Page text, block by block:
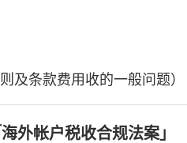
及条款费用收的一般问题）
外帐户税收合规法案」